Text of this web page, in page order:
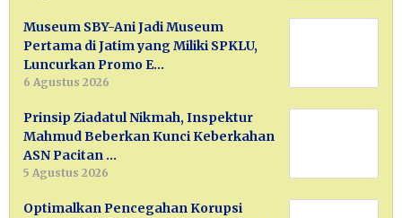
Museum SBY-Ani Jadi Museum
Pertama di Jatim yang Miliki SPKLU,
Luncurkan Promo E…
6 Agustus 2026
Prinsip Ziadatul Nikmah, Inspektur
Mahmud Beberkan Kunci Keberkahan
ASN Pacitan …
5 Agustus 2026
Optimalkan Pencegahan Korupsi